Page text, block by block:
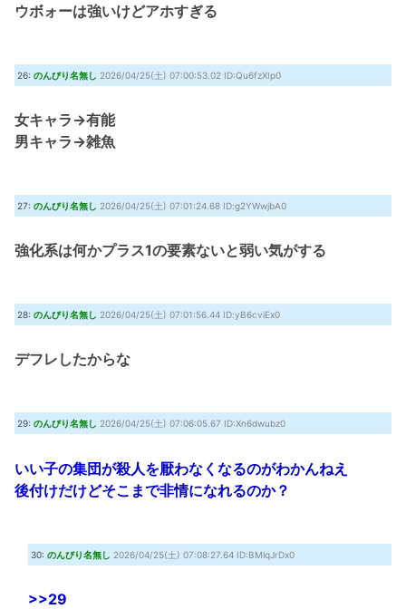
ウボォーは強いけどアホすぎる
26: のんびり名無し 2026/04/25(土) 07:00:53.02 ID:Qu6fzXIp0
女キャラ→有能
男キャラ→雑魚
27: のんびり名無し 2026/04/25(土) 07:01:24.68 ID:g2YWwjbA0
強化系は何かプラス1の要素ないと弱い気がする
28: のんびり名無し 2026/04/25(土) 07:01:56.44 ID:yB6cviEx0
デフレしたからな
29: のんびり名無し 2026/04/25(土) 07:06:05.67 ID:Xn6dwubz0
いい子の集団が殺人を厭わなくなるのがわかんねえ
後付けだけどそこまで非情になれるのか？
30: のんびり名無し 2026/04/25(土) 07:08:27.64 ID:BMlqJrDx0
>>29